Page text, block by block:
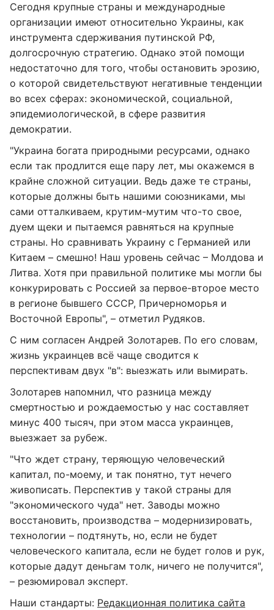
Сегодня крупные страны и международные
организации имеют относительно Украины, как
инструмента сдерживания путинской РФ,
долгосрочную стратегию. Однако этой помощи
недостаточно для того, чтобы остановить эрозию,
о которой свидетельствуют негативные тенденции
во всех сферах: экономической, социальной,
эпидемиологической, в сфере развития
демократии.
"Украина богата природными ресурсами, однако
если так продлится еще пару лет, мы окажемся в
крайне сложной ситуации. Ведь даже те страны,
которые должны быть нашими союзниками, мы
сами отталкиваем, крутим-мутим что-то свое,
дуем щеки и пытаемся равняться на крупные
страны. Но сравнивать Украину с Германией или
Китаем – смешно! Наш уровень сейчас – Молдова и
Литва. Хотя при правильной политике мы могли бы
конкурировать с Россией за первое-второе место
в регионе бывшего СССР, Причерноморья и
Восточной Европы", – отметил Рудяков.
С ним согласен Андрей Золотарев. По его словам,
жизнь украинцев всё чаще сводится к
перспективам двух "в": выезжать или вымирать.
Золотарев напомнил, что разница между
смертностью и рождаемостью у нас составляет
минус 400 тысяч, при этом масса украинцев,
выезжает за рубеж.
"Что ждет страну, теряющую человеческий
капитал, по-моему, и так понятно, тут нечего
живописать. Перспектив у такой страны для
"экономического чуда" нет. Заводы можно
восстановить, производства – модернизировать,
технологии – подтянуть, но, если не будет
человеческого капитала, если не будет голов и рук,
которые дадут деньгам толк, ничего не получится",
– резюмировал эксперт.
Наши стандарты: Редакционная политика сайта